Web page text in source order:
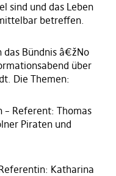
sind und das Leben
betreffen.
das Bündnis â€žNo
über
Die Themen:
Referent: Thomas
Piraten und
Katharina